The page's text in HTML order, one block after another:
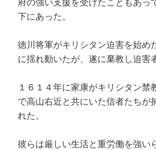
府の強い支援を受けたこともあっ
下にあった。
徳川将軍がキリシタン迫害を始め
に揺れ動いたが、遂に棄教し迫害
１６１４年に家康がキリシタン禁
で高山右近と共にいた信者たちが
れた。
彼らは厳しい生活と重労働を強い